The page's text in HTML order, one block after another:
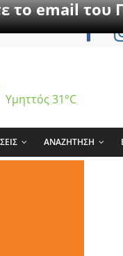
το email
Υμηττός 31°C
ΑΝΑΖΗΤΗΣΗ